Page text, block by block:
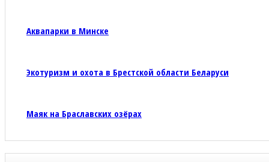
Аквапарки в Минске
Экотуризм и охота в Брестской области Беларуси
Маяк на Браславских озёрах